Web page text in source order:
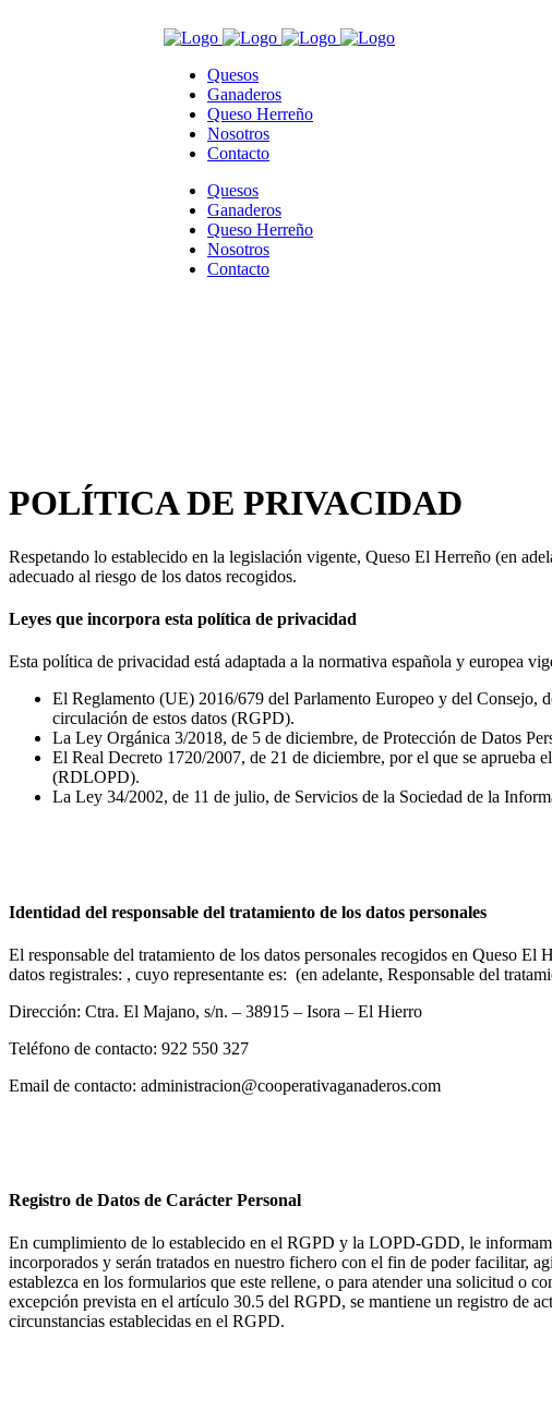
Quesos
Ganaderos
Queso Herreño
Nosotros
Contacto
Quesos
Ganaderos
Queso Herreño
Nosotros
Contacto
POLÍTICA DE PRIVACIDAD
Respetando lo establecido en la legislación vigente, Queso El Herreño (en
adecuado al riesgo de los datos recogidos.
Leyes que incorpora esta política de privacidad
Esta política de privacidad está adaptada a la normativa española y europea
El Reglamento (UE) 2016/679 del Parlamento Europeo y del Consejo,
circulación de estos datos (RGPD).
La Ley Orgánica 3/2018, de 5 de diciembre, de Protección de Datos
El Real Decreto 1720/2007, de 21 de diciembre, por el que se aprueba
(RDLOPD).
La Ley 34/2002, de 11 de julio, de Servicios de la Sociedad de la
Identidad del responsable del tratamiento de los datos personales
El responsable del tratamiento de los datos personales recogidos en Queso
datos registrales: , cuyo representante es: (en adelante, Responsable del
Dirección: Ctra. El Majano, s/n. – 38915 – Isora – El Hierro
Teléfono de contacto: 922 550 327
Email de contacto: administracion@cooperativaganaderos.com
Registro de Datos de Carácter Personal
En cumplimiento de lo establecido en el RGPD y la LOPD-GDD, le
incorporados y serán tratados en nuestro fichero con el fin de poder facilitar,
establezca en los formularios que este rellene, o para atender una solicitud
excepción prevista en el artículo 30.5 del RGPD, se mantiene un registro de
circunstancias establecidas en el RGPD.